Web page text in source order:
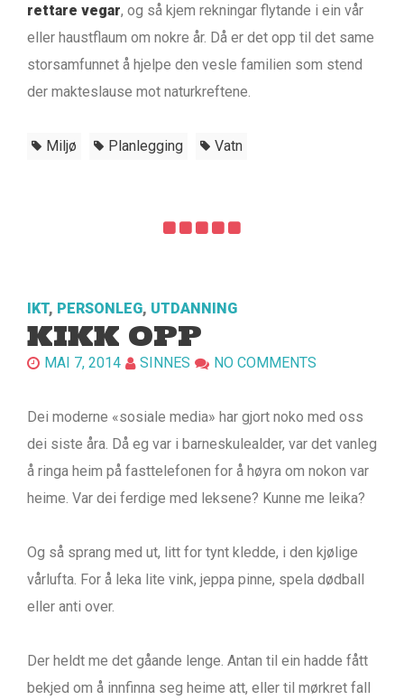
rettare vegar, og så kjem rekningar flytande i ein vår
eller haustflaum om nokre år. Då er det opp til det same
storsamfunnet å hjelpe den vesle familien som stend
der makteslause mot naturkreftene.
Miljø Planlegging Vatn
IKT, PERSONLEG, UTDANNING
KIKK OPP
MAI 7, 2014 SINNES NO COMMENTS
Dei moderne «sosiale media» har gjort noko med oss
dei siste åra. Då eg var i barneskulealder, var det vanleg
å ringa heim på fasttelefonen for å høyra om nokon var
heime. Var dei ferdige med leksene? Kunne me leika?
Og så sprang med ut, litt for tynt kledde, i den kjølige
vårlufta. For å leka lite vink, jeppa pinne, spela dødball
eller anti over.
Der heldt me det gåande lenge. Antan til ein hadde fått
bekjed om å innfinna seg heime att, eller til mørkret fall